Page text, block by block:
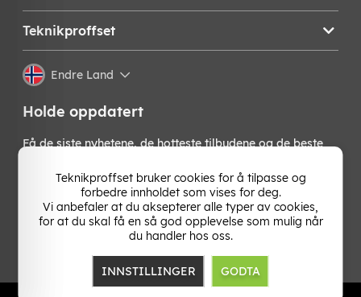
Teknikproffset
Endre Land
Holde oppdatert
Få de siste nyhetene, de hotteste tilbudene og de beste
nyhetsbrev!
OK
Teknikproffset bruker cookies for å tilpasse og
forbedre innholdet som vises for deg.
Vi anbefaler at du aksepterer alle typer av cookies,
for at du skal få en så god opplevelse som mulig når
du handler hos oss.
INNSTILLINGER GODTA